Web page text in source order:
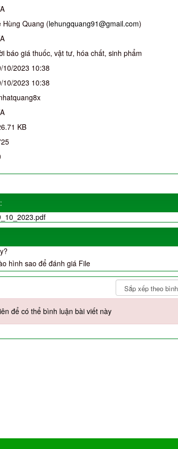
Hùng Quang (lehungquang91@gmail.com)
báo giá thuốc, vật tư, hóa chất, sinh phẩm
10/2023 10:38
10/2023 10:38
KB
hình sao để đánh giá File
để có thể bình luận bài viết này